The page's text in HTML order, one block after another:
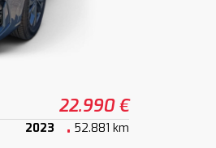
22.990 €
2023 52.881 km